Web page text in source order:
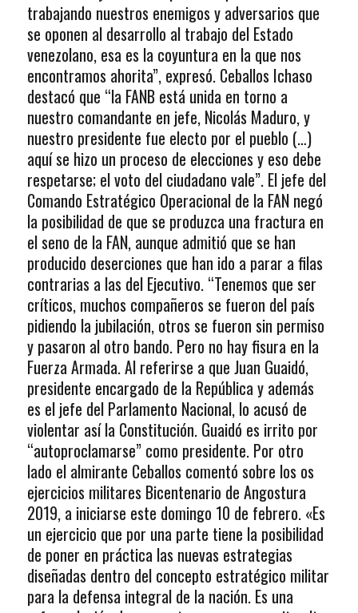
trabajando nuestros enemigos y adversarios que
se oponen al desarrollo al trabajo del Estado
venezolano, esa es la coyuntura en la que nos
encontramos ahorita”, expresó. Ceballos Ichaso
destacó que “la FANB está unida en torno a
nuestro comandante en jefe, Nicolás Maduro, y
nuestro presidente fue electo por el pueblo (…)
aquí se hizo un proceso de elecciones y eso debe
respetarse; el voto del ciudadano vale”. El jefe del
Comando Estratégico Operacional de la FAN negó
la posibilidad de que se produzca una fractura en
el seno de la FAN, aunque admitió que se han
producido deserciones que han ido a parar a filas
contrarias a las del Ejecutivo. “Tenemos que ser
críticos, muchos compañeros se fueron del país
pidiendo la jubilación, otros se fueron sin permiso
y pasaron al otro bando. Pero no hay fisura en la
Fuerza Armada. Al referirse a que Juan Guaidó,
presidente encargado de la República y además
es el jefe del Parlamento Nacional, lo acusó de
violentar así la Constitución. Guaidó es irrito por
“autoproclamarse” como presidente. Por otro
lado el almirante Ceballos comentó sobre los os
ejercicios militares Bicentenario de Angostura
2019, a iniciarse este domingo 10 de febrero. «Es
un ejercicio que por una parte tiene la posibilidad
de poner en práctica las nuevas estrategias
diseñadas dentro del concepto estratégico militar
para la defensa integral de la nación. Es una